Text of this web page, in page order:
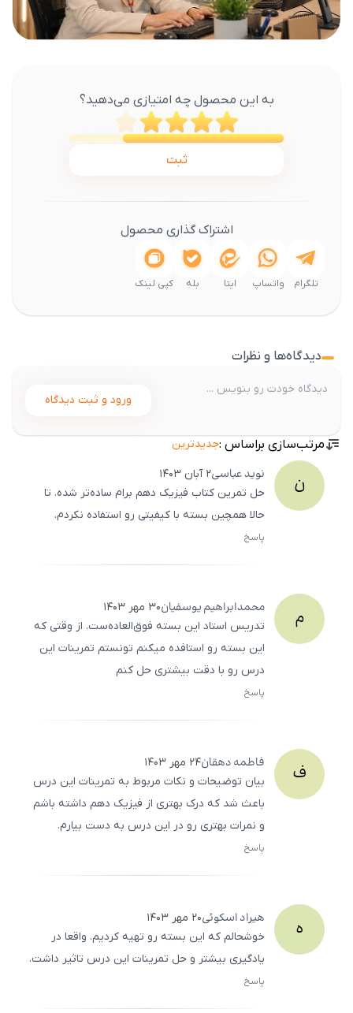
به این محصول چه امتیازی می‌دهید؟
ثبت
اشتراک گذاری محصول
تلگرام واتساپ ایتا بله کپی لینک
دیدگاه‌ها و نظرات
ورود و ثبت دیدگاه
مرتب‌سازی براساس :جدیدترین
ن نویدعباسی۲ آبان ۱۴۰۳
حل تمرین کتاب فیزیک دهم برام ساده‌تر شده. تا
حالا همچین بسته با کیفیتی رو استفاده نکردم.
پاسخ
م محمدابراهیمیوسفیان۳۰ مهر ۱۴۰۳
تدریس استاد این بسته فوق‌العاده‌ست. از وقتی که
این بسته رو استافده میکنم تونستم تمرینات این
درس رو با دقت بیشتری حل کنم
پاسخ
ف فاطمهدهقان۲۴ مهر ۱۴۰۳
بیان توضیحات و نکات مربوط به تمرینات این درس
باعث شد که درک بهتری از فیزیک دهم داشته باشم
و نمرات بهتری رو در این درس به دست بیارم.
پاسخ
ه هیراداسکوئی۲۰ مهر ۱۴۰۳
خوشحالم که این بسته رو تهیه کردیم. واقعا در
یادگیری بیشتر و حل تمرینات این درس تاثیر داشت.
پاسخ